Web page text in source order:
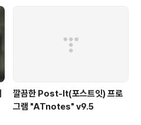
깔끔한 Post-It(포스트잇) 프로
그램 "ATnotes" v9.5